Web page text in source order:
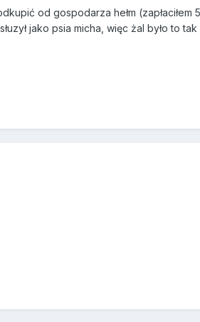
od gospodarza hełm (zapłaciłem
jako psia micha, więc żal było to